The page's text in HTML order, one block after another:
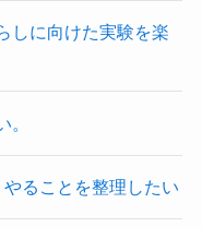
しに向けた実験を楽
ることを整理したい